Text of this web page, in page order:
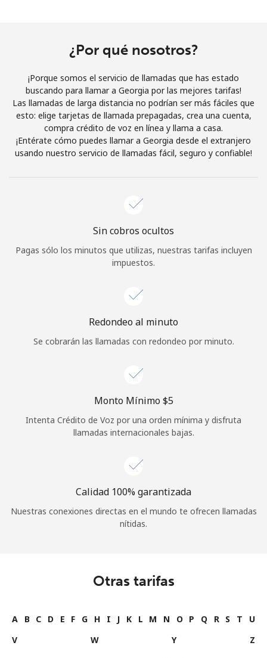
Únete
¡Hola!
Inicia sesión oREGÍSTRATE →
¿Olvidaste tu contraseña? →
o
Continuar con
¿Por qué nosotros?
¡Porque somos el servicio de llamadas que has estado
buscando para llamar a Georgia por las mejores tarifas!
Las llamadas de larga distancia no podrían ser más fáciles que
esto: elige tarjetas de llamada prepagadas, crea una cuenta,
compra crédito de voz en línea y llama a casa.
¡Entérate cómo puedes llamar a Georgia desde el extranjero
usando nuestro servicio de llamadas fácil, seguro y confiable!
Sin cobros ocultos
Pagas sólo los minutos que utilizas, nuestras tarifas incluyen
impuestos.
Redondeo al minuto
Se cobrarán las llamadas con redondeo por minuto.
Monto Mínimo ⁦$5⁩
Intenta Crédito de Voz por una orden mínima y disfruta
llamadas internacionales bajas.
Calidad 100% garantizada
Nuestras conexiones directas en el mundo te ofrecen llamadas
nítidas.
Otras tarifas
A B C D E F G H I J K L M N O P Q R S T
U
V
W Y Z